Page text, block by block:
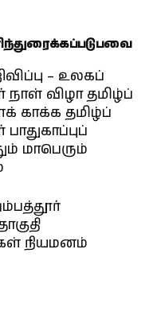
– உலகப்
நாள் விழா தமிழ்ப்
காக்க தமிழ்ப்
மாபெரும்
நியமனம்